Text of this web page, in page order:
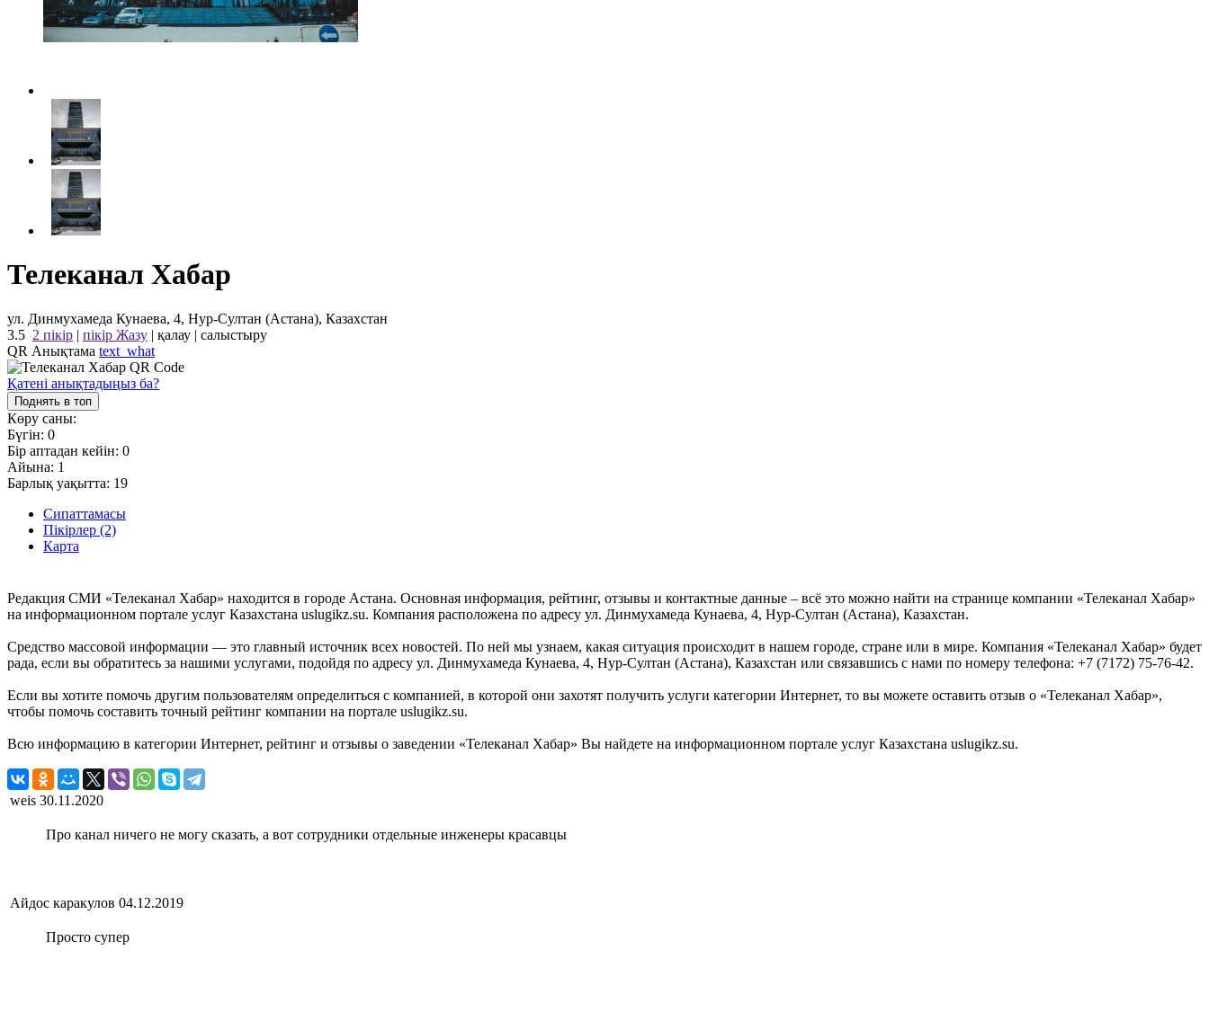
Телеканал Хабар
ул. Динмухамеда Кунаева, 4, Нур-Султан (Астана), Казахстан
3.5 2 пікір | пікір Жазу | қалау | салыстыру
QR Анықтама text_what
Қатені анықтадыңыз ба?
Поднять в топ
Көру саны:
Бүгін: 0
Бір аптадан кейін: 0
Айына: 1
Барлық уақытта: 19
Сипаттамасы
Пікірлер (2)
Карта
Редакция СМИ «Телеканал Хабар» находится в городе Астана. Основная информация, рейтинг, отзывы и контактные данные – всё это можно найти на странице компании «Телеканал Хабар»
на информационном портале услуг Казахстана uslugikz.su. Компания расположена по адресу ул. Динмухамеда Кунаева, 4, Нур-Султан (Астана), Казахстан.
Средство массовой информации — это главный источник всех новостей. По ней мы узнаем, какая ситуация происходит в нашем городе, стране или в мире. Компания «Телеканал Хабар» будет
рада, если вы обратитесь за нашими услугами, подойдя по адресу ул. Динмухамеда Кунаева, 4, Нур-Султан (Астана), Казахстан или связавшись с нами по номеру телефона: +7 (7172) 75-76-42.
Если вы хотите помочь другим пользователям определиться с компанией, в которой они захотят получить услуги категории Интернет, то вы можете оставить отзыв о «Телеканал Хабар»,
чтобы помочь составить точный рейтинг компании на портале uslugikz.su.
Всю информацию в категории Интернет, рейтинг и отзывы о заведении «Телеканал Хабар» Вы найдете на информационном портале услуг Казахстана uslugikz.su.
weis 30.11.2020
Про канал ничего не могу сказать, а вот сотрудники отдельные инженеры красавцы
Айдос каракулов 04.12.2019
Просто супер